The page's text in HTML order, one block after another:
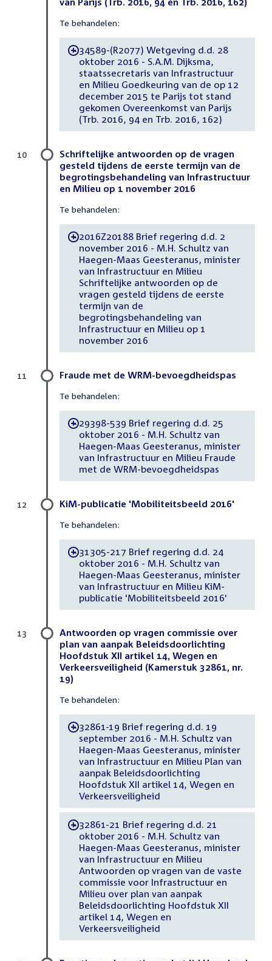
Te behandelen:
-34589-(R2077) Wetgeving d.d. 28
oktober 2016 - S.A.M. Dijksma,
staatssecretaris van Infrastructuur
en Milieu Goedkeuring van de op 12
december 2015 te Parijs tot stand
gekomen Overeenkomst van Parijs
(Trb. 2016, 94 en Trb. 2016, 162)
Schriftelijke antwoorden op de vragen
gesteld tijdens de eerste termijn van de
begrotingsbehandeling van Infrastructuur
en Milieu op 1 november 2016
Te behandelen:
-2016Z20188 Brief regering d.d. 2
november 2016 - M.H. Schultz van
Haegen-Maas Geesteranus, minister
van Infrastructuur en Milieu
Schriftelijke antwoorden op de
vragen gesteld tijdens de eerste
termijn van de
begrotingsbehandeling van
Infrastructuur en Milieu op 1
november 2016
10
Fraude met de WRM-bevoegdheidspas
Te behandelen:
-29398-539 Brief regering d.d. 25
oktober 2016 - M.H. Schultz van
Haegen-Maas Geesteranus, minister
van Infrastructuur en Milieu Fraude
met de WRM-bevoegdheidspas
11
KiM-publicatie 'Mobiliteitsbeeld 2016'
Te behandelen:
-31305-217 Brief regering d.d. 24
oktober 2016 - M.H. Schultz van
Haegen-Maas Geesteranus, minister
van Infrastructuur en Milieu KiM-
publicatie 'Mobiliteitsbeeld 2016'
12
Antwoorden op vragen commissie over
plan van aanpak Beleidsdoorlichting
Hoofdstuk XII artikel 14, Wegen en
Verkeersveiligheid (Kamerstuk 32861, nr.
19)
Te behandelen:
-32861-19 Brief regering d.d. 19
september 2016 - M.H. Schultz van
Haegen-Maas Geesteranus, minister
van Infrastructuur en Milieu Plan van
aanpak Beleidsdoorlichting
Hoofdstuk XII artikel 14, Wegen en
Verkeersveiligheid
-32861-21 Brief regering d.d. 21
oktober 2016 - M.H. Schultz van
Haegen-Maas Geesteranus, minister
van Infrastructuur en Milieu
Antwoorden op vragen van de vaste
commissie voor Infrastructuur en
Milieu over plan van aanpak
Beleidsdoorlichting Hoofdstuk XII
artikel 14, Wegen en
Verkeersveiligheid
13